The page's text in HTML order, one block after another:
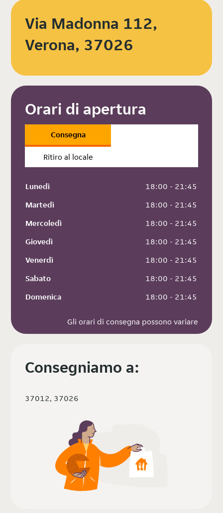
Via Madonna 112,
Verona, 37026
Orari di apertura
Consegna
Ritiro al locale
Lunedì
18:00 - 21:45
Martedì
18:00 - 21:45
Mercoledì
18:00 - 21:45
Giovedì
18:00 - 21:45
Venerdì
18:00 - 21:45
Sabato
18:00 - 21:45
Domenica
18:00 - 21:45
Gli orari di consegna possono variare
Consegniamo a:
37012, 37026